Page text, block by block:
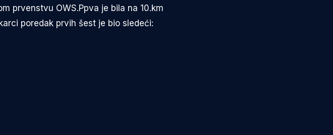
prvenstvu OWS.Ppva je bila na 10.km
poredak prvih šest je bio sledeći: